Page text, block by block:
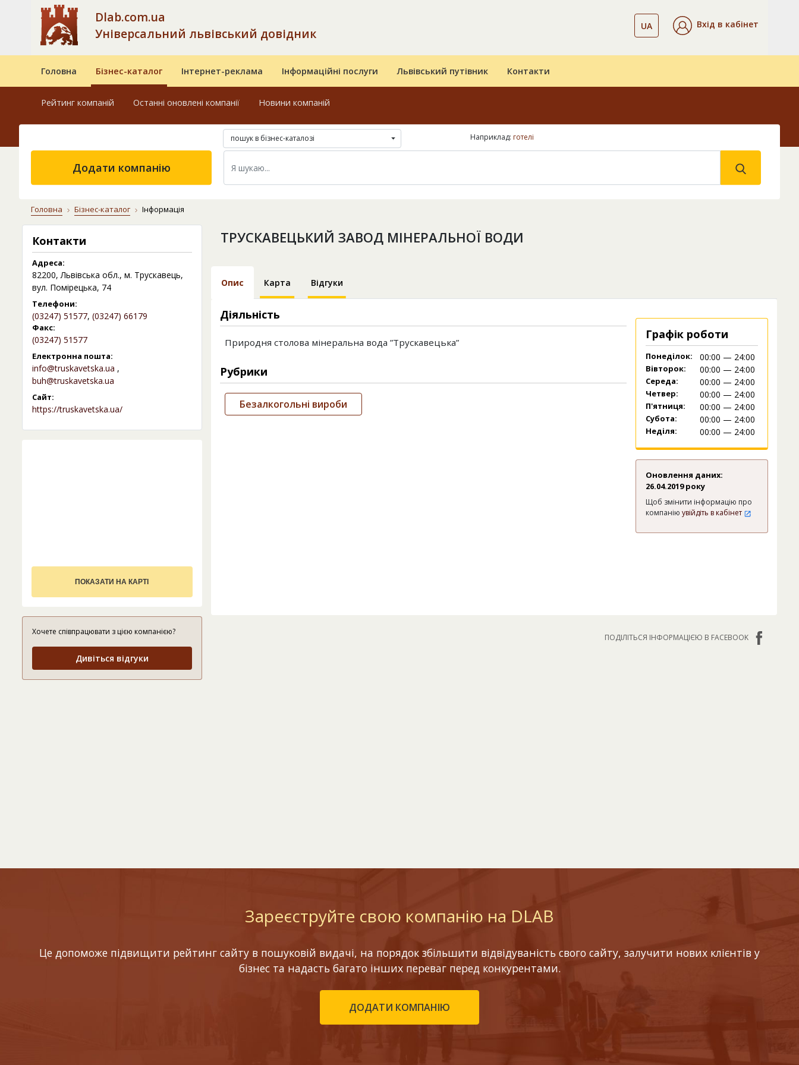
Dlab.com.ua
Універсальний львівський довідник
UA Вхід в кабінет
Головна Бізнес-каталог Інтернет-реклама Інформаційні послуги Львівський путівник Контакти
Рейтинг компаній Останні оновлені компанії Новини компаній
пошук в бізнес-каталозі Наприклад: готелі
Додати компанію
Головна Бізнес-каталог Інформація
Контакти
Адреса:
82200, Львівська обл., м. Трускавець,
вул. Помірецька, 74
Телефони:
(03247) 51577, (03247) 66179
Факс:
(03247) 51577
Електронна пошта:
info@truskavetska.ua ,
buh@truskavetska.ua
Сайт:
https://truskavetska.ua/
ПОКАЗАТИ НА КАРТІ
Хочете співпрацювати з цією компанією?
Дивіться відгуки
ТРУСКАВЕЦЬКИЙ ЗАВОД МІНЕРАЛЬНОЇ ВОДИ
Опис Карта Відгуки
Діяльність
Природня столова мінеральна вода ”Трускавецька”
Рубрики
Безалкогольні вироби
Графік роботи
Понеділок: 00:00 — 24:00
Вівторок: 00:00 — 24:00
Середа: 00:00 — 24:00
Четвер: 00:00 — 24:00
П'ятниця: 00:00 — 24:00
Субота: 00:00 — 24:00
Неділя: 00:00 — 24:00
Оновлення даних:
26.04.2019 року
Щоб змінити інформацію про
компанію увійдіть в кабінет
ПОДІЛІТЬСЯ ІНФОРМАЦІЄЮ В FACEBOOK
Зареєструйте свою компанію на DLAB
Це допоможе підвищити рейтинг сайту в пошуковій видачі, на порядок збільшити відвідуваність свого сайту, залучити нових клієнтів у
бізнес та надасть багато інших переваг перед конкурентами.
ДОДАТИ КОМПАНІЮ